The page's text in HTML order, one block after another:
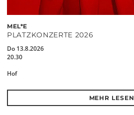
MEL*E
PLATZKONZERTE 2026
Do 13.8.2026
20.30
Hof
MEHR LESEN